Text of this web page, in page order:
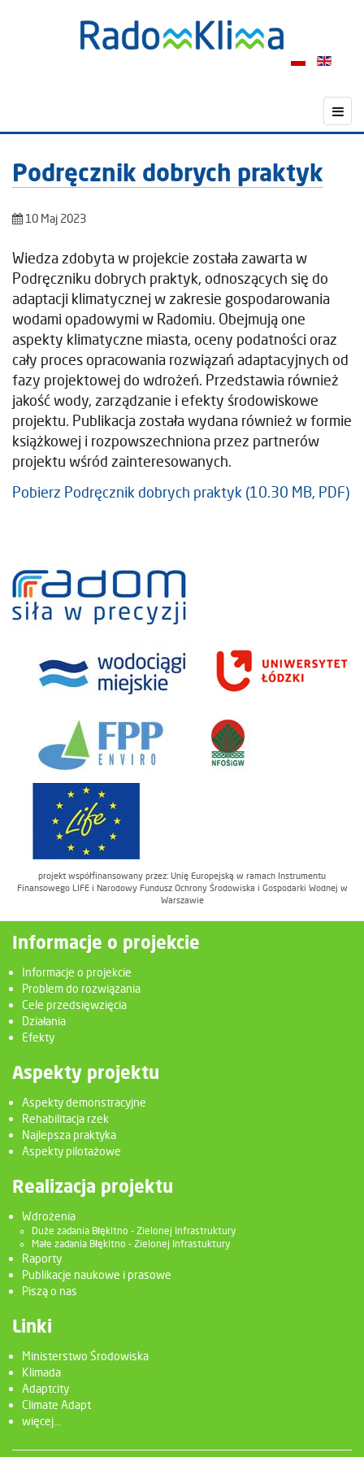
Podręcznik dobrych praktyk
10 Maj 2023
Wiedza zdobyta w projekcie została zawarta w
Podręczniku dobrych praktyk, odnoszących się do
adaptacji klimatycznej w zakresie gospodarowania
wodami opadowymi w Radomiu. Obejmują one
aspekty klimatyczne miasta, oceny podatności oraz
cały proces opracowania rozwiązań adaptacyjnych od
fazy projektowej do wdrożeń. Przedstawia również
jakość wody, zarządzanie i efekty środowiskowe
projektu. Publikacja została wydana również w formie
książkowej i rozpowszechniona przez partnerów
projektu wśród zainteresowanych.
Pobierz Podręcznik dobrych praktyk (10.30 MB, PDF)
projekt współfinansowany przez: Unię Europejską w ramach Instrumentu
Finansowego LIFE i Narodowy Fundusz Ochrony Środowiska i Gospodarki Wodnej w
Warszawie
Informacje o projekcie
Informacje o projekcie
Problem do rozwiązania
Cele przedsięwzięcia
Działania
Efekty
Aspekty projektu
Aspekty demonstracyjne
Rehabilitacja rzek
Najlepsza praktyka
Aspekty pilotażowe
Realizacja projektu
Wdrożenia
Duże zadania Błękitno - Zielonej Infrastruktury
Małe zadania Błękitno - Zielonej Infrastuktury
Raporty
Publikacje naukowe i prasowe
Piszą o nas
Linki
Ministerstwo Środowiska
Klimada
Adaptcity
Climate Adapt
więcej...